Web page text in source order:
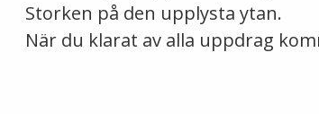
Storken på den upplysta ytan.
När du klarat av alla uppdrag